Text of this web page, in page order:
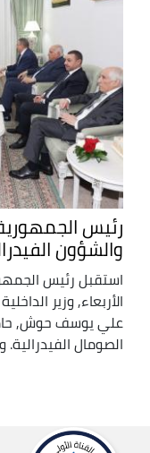
رئيس الجمهورية
والشؤون
استقبل رئيس
الأربعاء, وزير
علي يوسف حوش,
الصومال الفيدرالية.